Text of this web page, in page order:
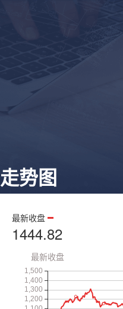
走势图
最新收盘
1444.82